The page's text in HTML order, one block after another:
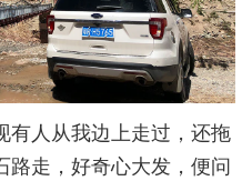
有人从我边上走过，还拖
路走，好奇心大发，便问